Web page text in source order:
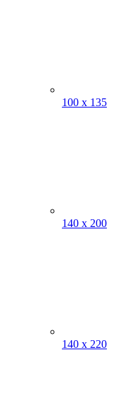
100 x 135
140 x 200
140 x 220